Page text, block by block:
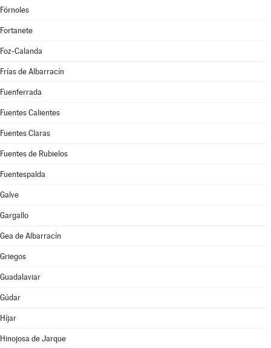
Fórnoles
Fortanete
Foz-Calanda
Frías de Albarracín
Fuenferrada
Fuentes Calientes
Fuentes Claras
Fuentes de Rubielos
Fuentespalda
Galve
Gargallo
Gea de Albarracín
Griegos
Guadalaviar
Gúdar
Híjar
Hinojosa de Jarque